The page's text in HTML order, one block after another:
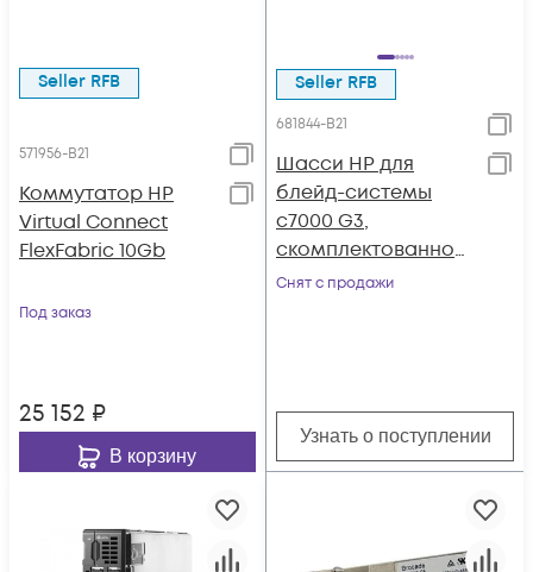
Seller RFB
571956-B21
Коммутатор HP
Virtual Connect
FlexFabric 10Gb
Под заказ
25 152 ₽
В корзину
Seller RFB
681844-B21
Шасси HP для
блейд-системы
c7000 G3,
скомплектованное
(6x PS, 2x Admin, 10x
Снят с продажи
Узнать о поступлении